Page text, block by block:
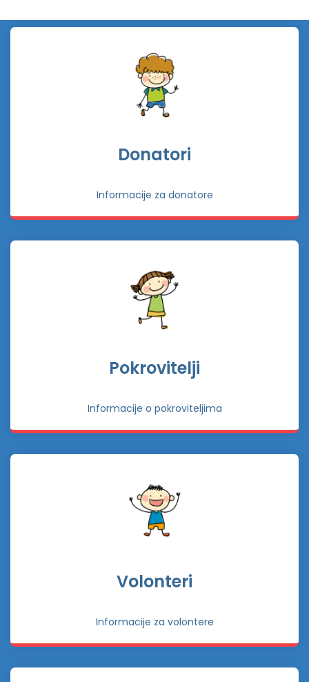
Donatori
Informacije za donatore
Pokrovitelji
Informacije o pokroviteljima
Volonteri
Informacije za volontere